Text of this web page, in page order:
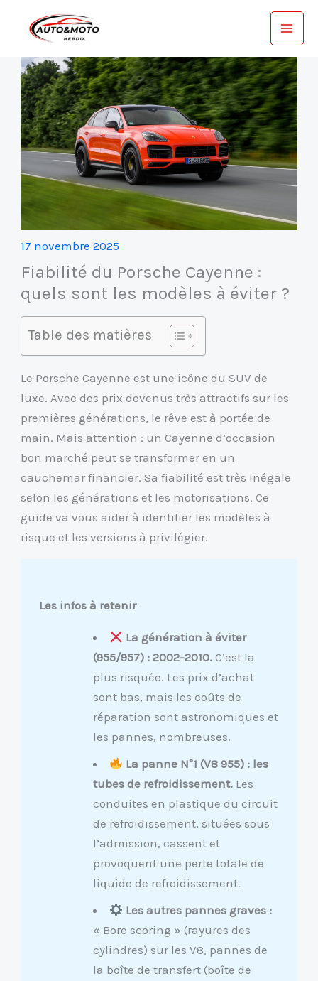
17 novembre 2025
Fiabilité du Porsche Cayenne :
quels sont les modèles à éviter ?
Table des matières
Le Porsche Cayenne est une icône du SUV de
luxe. Avec des prix devenus très attractifs sur les
premières générations, le rêve est à portée de
main. Mais attention : un Cayenne d’occasion
bon marché peut se transformer en un
cauchemar financier. Sa fiabilité est très inégale
selon les générations et les motorisations. Ce
guide va vous aider à identifier les modèles à
risque et les versions à privilégier.
Les infos à retenir
La génération à éviter
(955/957) : 2002-2010.C’est la
plus risquée. Les prix d’achat
sont bas, mais les coûts de
réparation sont astronomiques et
les pannes, nombreuses.
La panne N°1 (V8 955) : les
tubes de refroidissement.Les
conduites en plastique du circuit
de refroidissement, situées sous
l’admission, cassent et
provoquent une perte totale de
liquide de refroidissement.
Les autres pannes graves :
« Bore scoring » (rayures des
cylindres) sur les V8, pannes de
la boîte de transfert (boîte de